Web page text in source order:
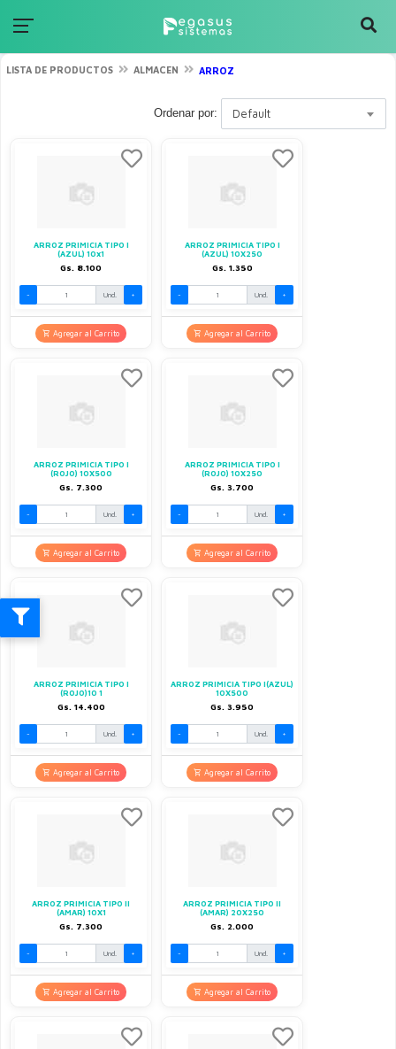
LISTA DE PRODUCTOS ALMACEN ARROZ
Ordenar por: Default
ARROZ PRIMICIA TIPO I
(AZUL) 10x1
Gs. 8.100
- Und. +
Agregar al Carrito
ARROZ PRIMICIA TIPO I
(AZUL) 10X250
Gs. 1.350
- Und. +
Agregar al Carrito
ARROZ PRIMICIA TIPO I
(ROJO) 10X500
Gs. 7.300
- Und. +
Agregar al Carrito
ARROZ PRIMICIA TIPO I
(ROJO) 10X250
Gs. 3.700
- Und. +
Agregar al Carrito
ARROZ PRIMICIA TIPO I
(ROJO)10 1
Gs. 14.400
- Und. +
Agregar al Carrito
ARROZ PRIMICIA TIPO I(AZUL)
10X500
Gs. 3.950
- Und. +
Agregar al Carrito
ARROZ PRIMICIA TIPO II
(AMAR) 10X1
Gs. 7.300
- Und. +
Agregar al Carrito
ARROZ PRIMICIA TIPO II
(AMAR) 20X250
Gs. 2.000
- Und. +
Agregar al Carrito